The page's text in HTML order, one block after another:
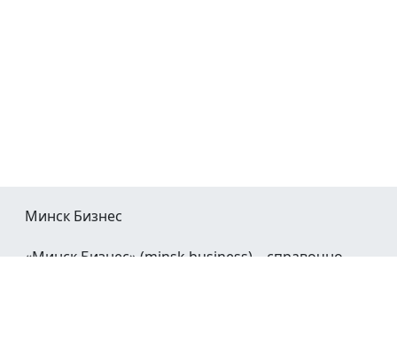
Минск Бизнес
«Минск Бизнес» (minsk.business) – справочно-